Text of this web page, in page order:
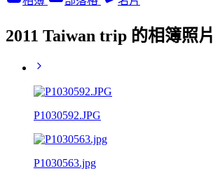
2011 Taiwan trip 的相簿照片
P1030592.JPG
P1030563.jpg